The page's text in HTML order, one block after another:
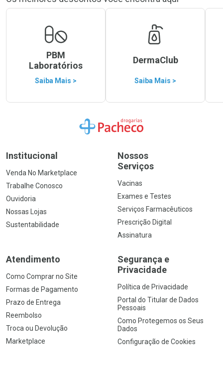
PBM
Laboratórios
Saiba Mais >
DermaClub
Saiba Mais >
Ir para a Home
Institucional
Venda No Marketplace
Trabalhe Conosco
Ouvidoria
Nossas Lojas
Sustentabilidade
Nossos
Serviços
Vacinas
Exames e Testes
Serviços Farmacêuticos
Prescrição Digital
Assinatura
Atendimento
Como Comprar no Site
Formas de Pagamento
Prazo de Entrega
Reembolso
Troca ou Devolução
Marketplace
Segurança e
Privacidade
Política de Privacidade
Portal do Titular de Dados
Pessoais
Como Protegemos os Seus
Dados
Configuração de Cookies